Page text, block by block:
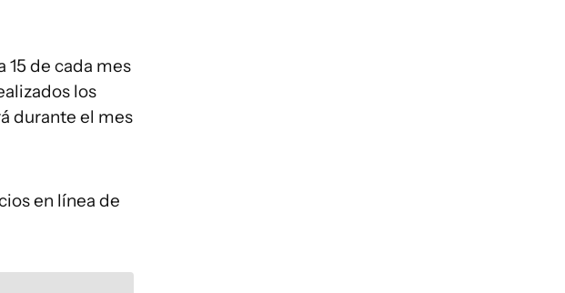
de cada mes
los
durante el mes
en línea de